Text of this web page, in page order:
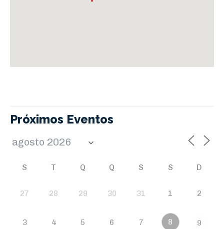
Próximos Eventos
S T Q Q S S D
27 28 29 30 31 1 2
3 4 5 6 7 8 9